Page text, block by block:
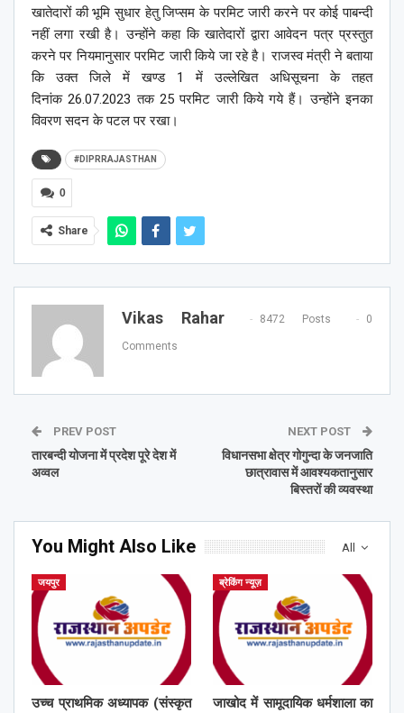
खातेदारों की भूमि सुधार हेतु जिप्सम के परमिट जारी करने पर कोई पाबन्दी
नहीं लगा रखी है। उन्होंने कहा कि खातेदारों द्वारा आवेदन पत्र प्रस्तुत
करने पर नियमानुसार परमिट जारी किये जा रहे है। राजस्व मंत्री ने बताया
कि उक्त जिले में खण्ड 1 में उल्लेखित अधिसूचना के तहत
दिनांक 26.07.2023 तक 25 परमिट जारी किये गये हैं। उन्होंने इनका
विवरण सदन के पटल पर रखा।
#DIPRRAJASTHAN
0
Share
Vikas Rahar 8472 Posts 0
Comments
PREV POST
तारबन्दी योजना में प्रदेश पूरे देश में
अव्वल
NEXT POST
विधानसभा क्षेत्र गोगुन्दा के जनजाति
छात्रावास में आवश्यकतानुसार
बिस्तरों की व्यवस्था
All
You Might Also Like
जयपुर
उच्च प्राथमिक अध्यापक (संस्कृत
ब्रेकिंग न्यूज़
जाखोद में सामूदायिक धर्मशाला का